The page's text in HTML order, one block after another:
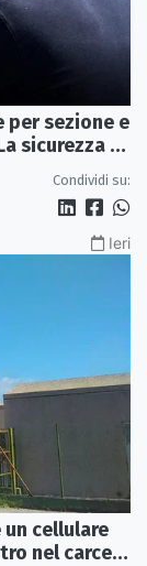
per sezione e
sicurezza è
Condividi su:
Ieri
un cellulare
nel carcere